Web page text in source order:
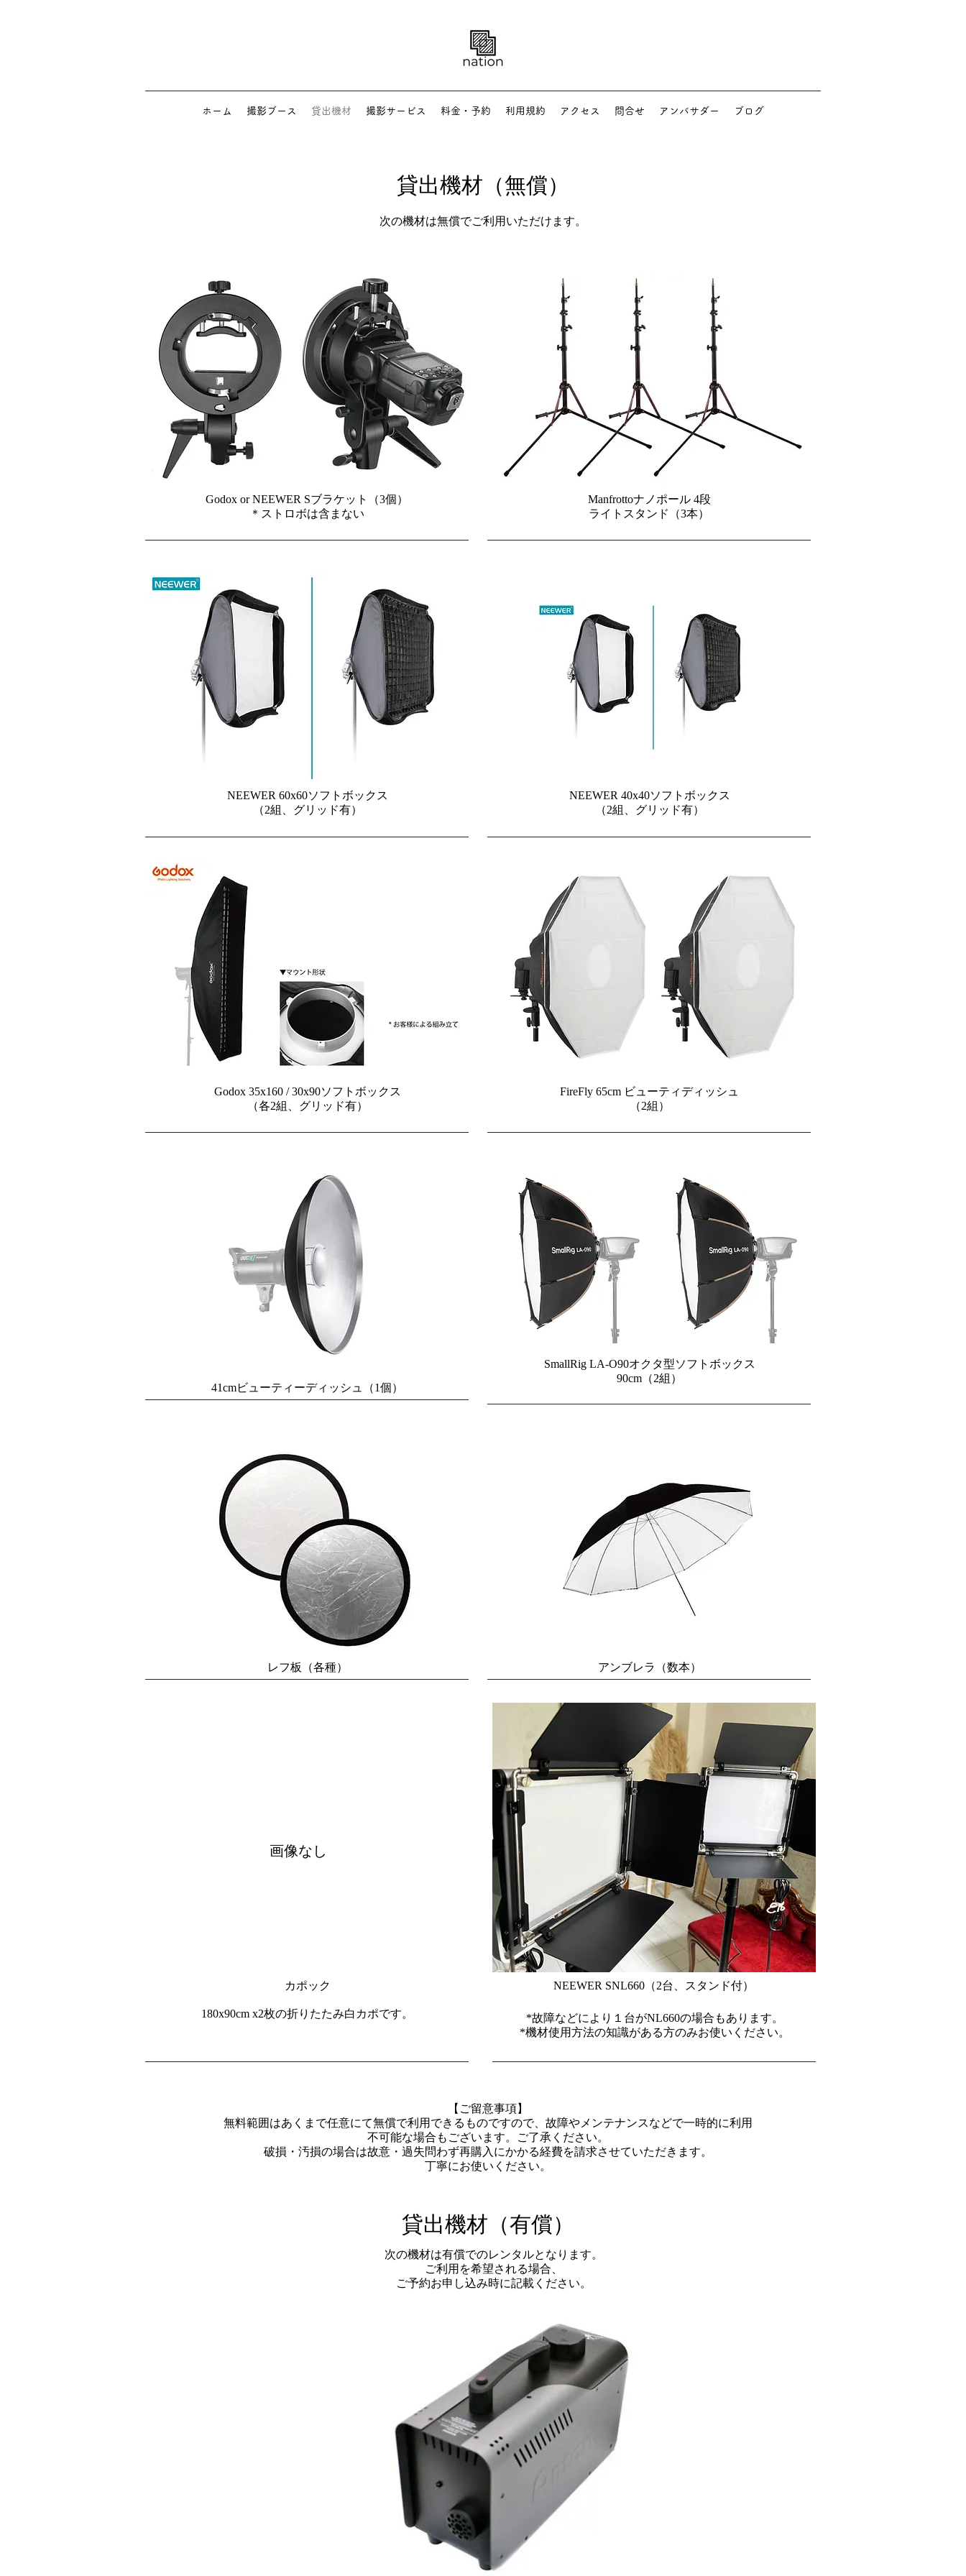
ホーム 撮影ブース 貸出機材 撮影サービス 料金・予約 利用規約 アクセス 問合せ アンバサダー ブログ
貸出機材（無償）
次の機材は無償でご利用いただけます​。
Godox or NEEWER Sブラケット（3個）
＊ストロボは含まない
NEEWER 60x60ソフトボックス
（2組、グリッド有）
Godox 35x160 / 30x90ソフトボックス
（各2組、グリッド有）
41cmビューティーディッシュ（1個）
レフ板（各種）
画像なし
カポック
180x90cm x2枚の折りたたみ白カポです。
Manfrottoナノポール 4段
ライトスタンド（3本）
NEEWER 40x40ソフトボックス
（2組、グリッド有）
FireFly 65cm ビューティディッシュ
（2組）
SmallRig LA-O90オクタ型ソフトボックス
90cm（2組）
アンブレラ（数本）
NEEWER SNL660（2台、スタンド付）
*故障などにより１台がNL660の場合もあります。
*機材使用方法の知識がある方のみお使いください。
【ご留意事項】
無料範囲はあくまで任意にて無償で利用できるものですので、故障やメンテナンスなどで一時的に利用
不可能な場合もございます。ご了承ください。
​破損・汚損の場合は故意・過失問わず再購入にかかる経費を請求させていただきます。
丁寧にお使いください。
貸出機材（有償）
次の機材は有償でのレンタルとなります。
​ご利用を希望される場合、
ご予約お申し込み時に記載ください。